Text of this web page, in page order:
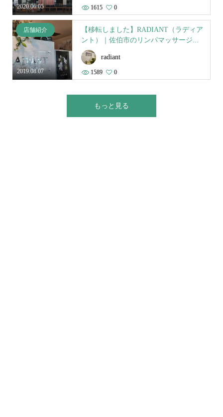
2020.06.05 1615 0
2019.08.07
店舗紹介
【移転しました】RADIANT（ラディア
ント）｜佐伯市のリンパマッサージ...
radiant
1589 0
もっと見る